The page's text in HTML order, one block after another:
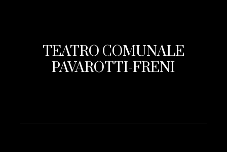
TEATRO COMUNALE
PAVAROTTI-FRENI